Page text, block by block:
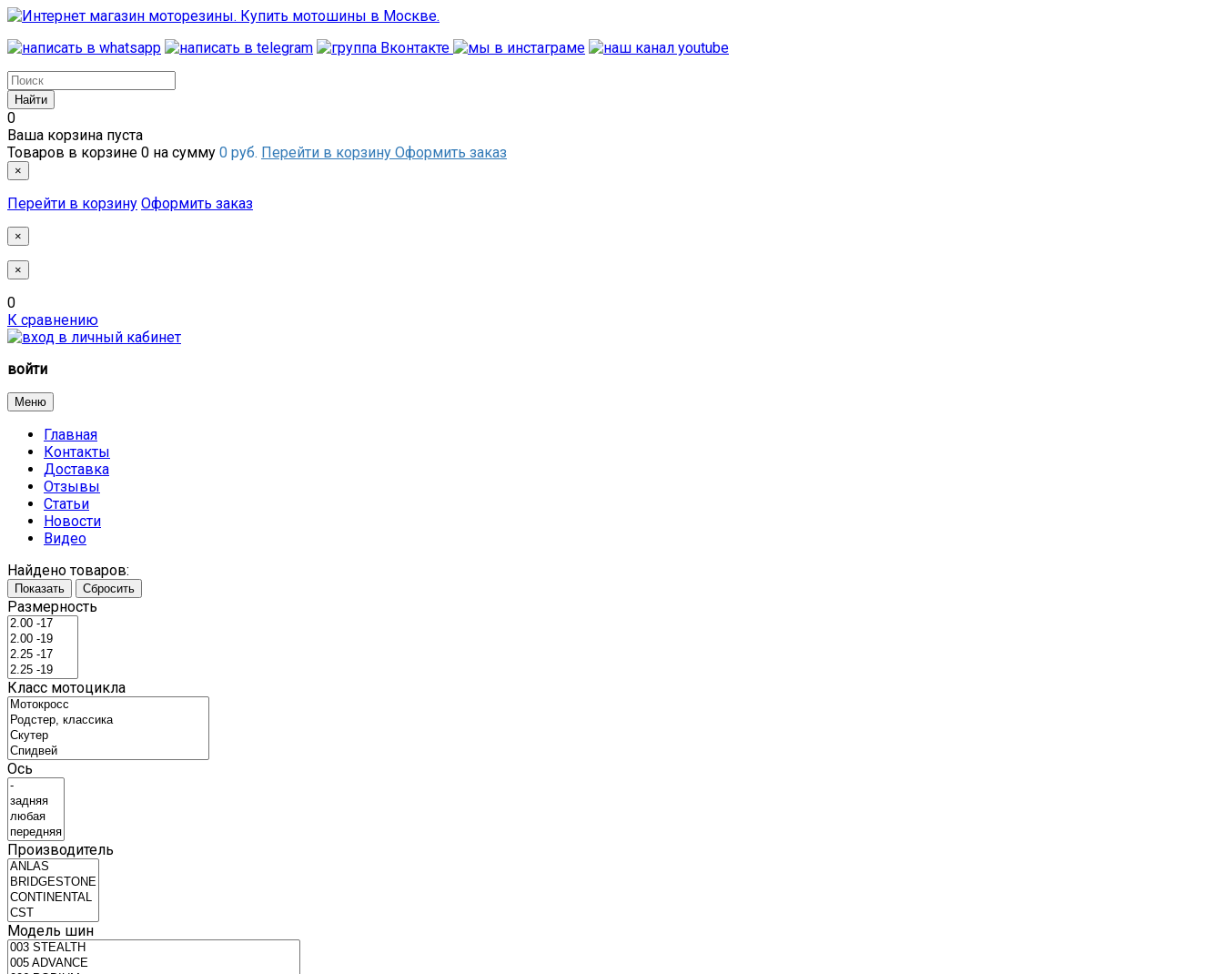
0
Ваша корзина пуста
Товаров в корзине 0 на сумму 0 руб. Перейти в корзину Оформить заказ
×
Перейти в корзину Оформить заказ
×
×
0
К сравнению
войти
Меню
Главная
Контакты
Доставка
Отзывы
Статьи
Новости
Видео
Найдено товаров:
Показать Сбросить
Размерность
Класс мотоцикла
Ось
Производитель
Модель шин